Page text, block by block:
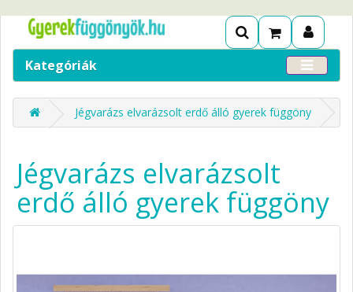
Kategóriák
Jégvarázs elvarázsolt erdő álló gyerek függöny
Jégvarázs elvarázsolt
erdő álló gyerek függöny